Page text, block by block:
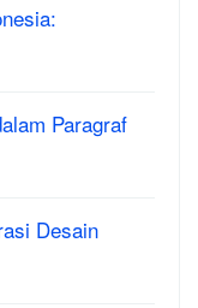
Paragraf
Desain